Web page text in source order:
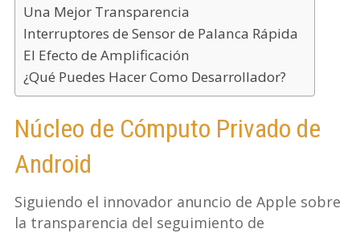
Una Mejor Transparencia
Interruptores de Sensor de Palanca Rápida
El Efecto de Amplificación
¿Qué Puedes Hacer Como Desarrollador?
Núcleo de Cómputo Privado de
Android
Siguiendo el innovador anuncio de Apple sobre
la transparencia del seguimiento de